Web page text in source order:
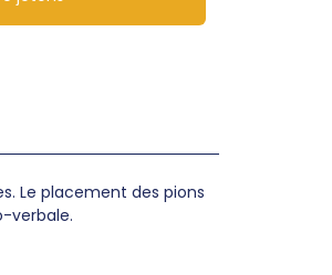
Le placement des pions
verbale.